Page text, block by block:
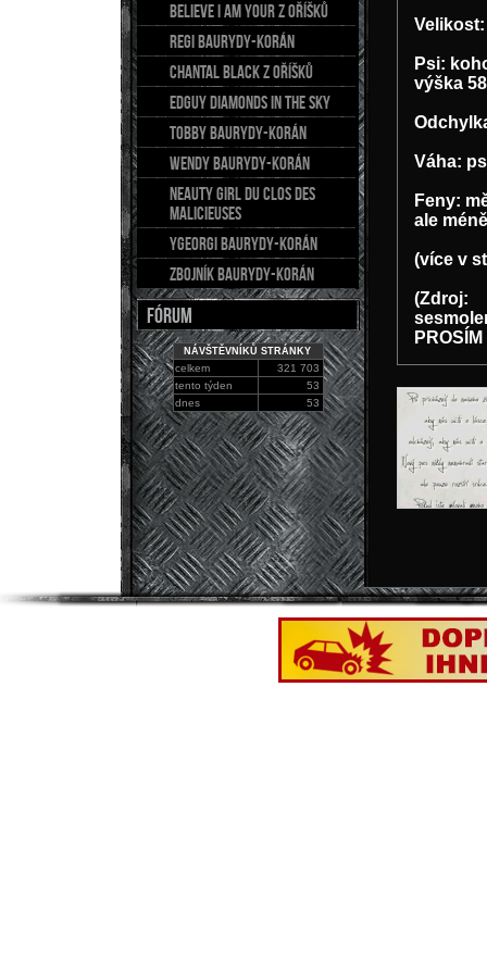
Psi:
výška
Váha:
Feny:
ale
(více v
(Zdroj:
BELIEVE I AM YOUR z Oříšků
REGI Baurydy-Korán
CHANTAL Black z Oříšků
EDGUY Diamonds in the sky
TOBBY Baurydy-Korán
WENDY Baurydy-Korán
NEAUTY GIRL du Clos des
Malicieuses
YGEORGI Baurydy-Korán
ZBOJNÍK Baurydy-Korán
FÓRUM
NÁVŠTĚVNÍKŮ STRÁNKY
celkem
321 703
tento týden
53
dnes
53